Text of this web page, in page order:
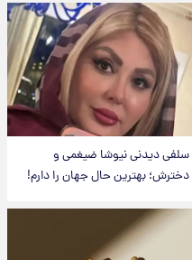
سلفی دیدنی نیوشا ضیغمی و
دخترش؛ بهترین حال جهان را دارم!